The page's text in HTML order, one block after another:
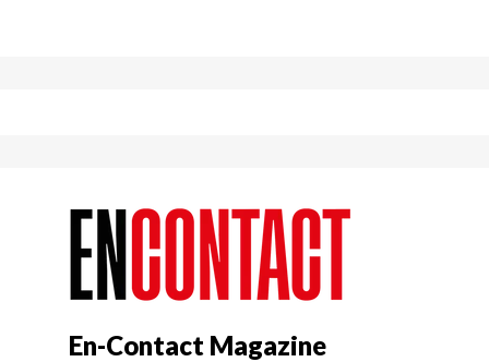
En-Contact Magazine